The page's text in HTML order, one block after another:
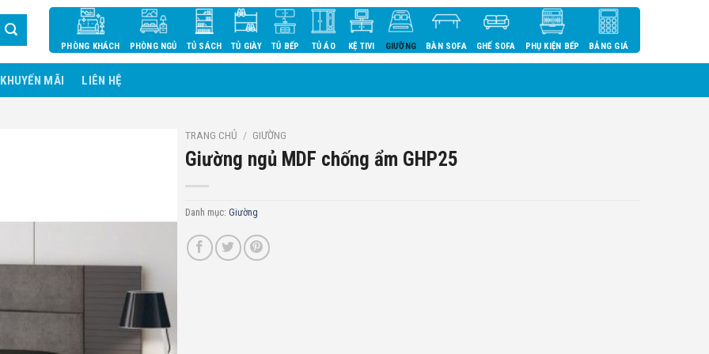
PHÒNG KHÁCH PHÒNG NGỦ TỦ SÁCH TỦ GIÀY TỦ BẾP TỦ ÁO KỆ TIVI GIƯỜNG BÀN SOFA GHẾ SOFA PHỤ KIỆN BẾP BẢNG GIÁ
KHUYẾN MÃI LIÊN HỆ
TRANG CHỦ / GIƯỜNG
Giường ngủ MDF chống ẩm GHP25
Danh mục: Giường